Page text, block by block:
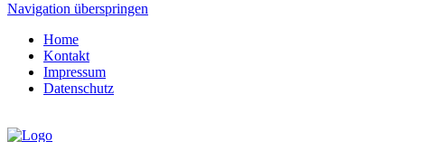
Navigation überspringen
Home
Kontakt
Impressum
Datenschutz